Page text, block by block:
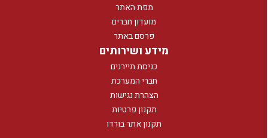
מפת האתר
מועדון חברים
פרסם באתר
מידע ושירותים
כניסת תיירנים
חברי המערכת
הצהרת נגישות
תקנון פרטיות
תקנון אתר בורדו